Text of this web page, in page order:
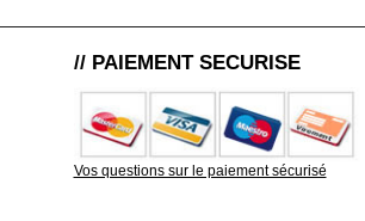
// PAIEMENT SECURISE
Vos questions sur le paiement sécurisé